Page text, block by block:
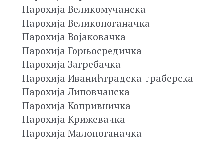
Парохија Великомучанска
Парохија Великопоганачка
Парохија Војаковачка
Парохија Горњосредичка
Парохија Загребачка
Парохија Иванићградска-граберска
Парохија Липовчанска
Парохија Копривничка
Парохија Крижевачка
Парохија Малопоганачка